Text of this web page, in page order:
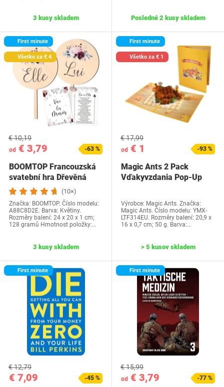
3 kusy skladem Posledné 2 kusy skladem
First minute
Všetko za € 4
od € 3,79
€ 10,19
-63 %
BOOMTOP Francouzská
svatební hra Dřevěná
cedulka a kvízové…
(10×)
Značka: BOOMTOP. Číslo modelu:
A88C8D2E. Barva: Květiny.
Rozměry balení: 24 x 20 x 1 cm;
128 gramů Hmotnost položky:…
3 kusy skladem
First minute
Všetko za € 1
od € 1
€ 17,99
-93 %
Magic Ants 2 Pack
Vďakyvzdania Pop-Up
Výrobce: Magic Ants. Značka:
Magic Ants. Číslo modelu: YMX-
LTF314EU. Rozměry balení: 20,9 x
16 x 0,7 cm; 50 g. Barva:…
> 5 kusov skladem
First minute
€ 7,09
€ 12,79
-45 %
First minute
od € 3,79
€ 15,99
-77 %